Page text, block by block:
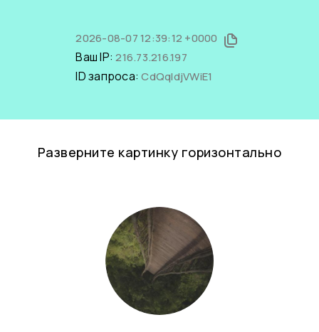
2026-08-07 12:39:12 +0000
Ваш IP:216.73.216.197
ID запроса:CdQqIdjVWiE1
Разверните картинку горизонтально